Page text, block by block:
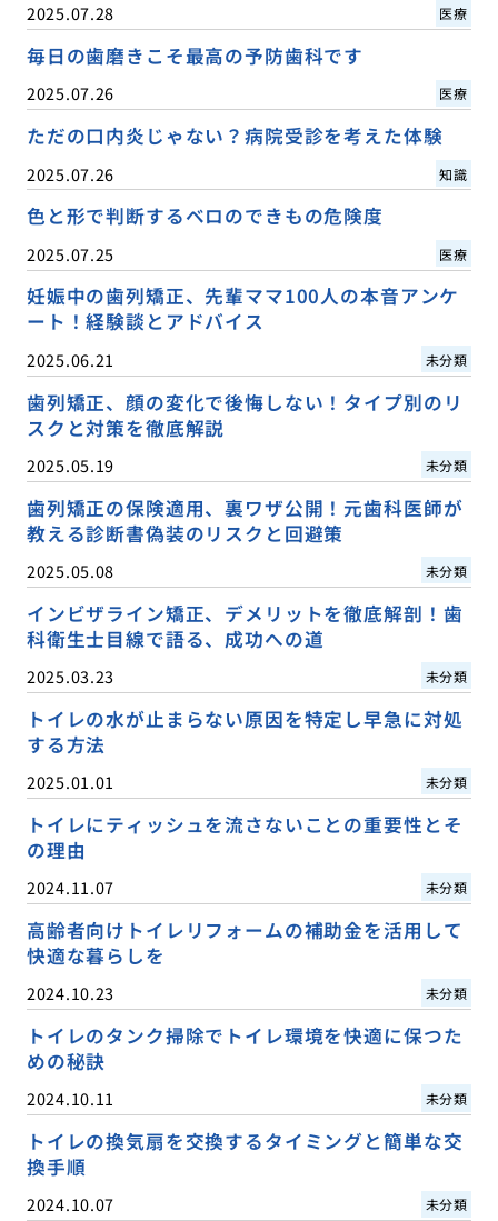
2025.07.28 医療
毎日の歯磨きこそ最高の予防歯科です
2025.07.26 医療
ただの口内炎じゃない？病院受診を考えた体験
2025.07.26 知識
色と形で判断するベロのできもの危険度
2025.07.25 医療
妊娠中の歯列矯正、先輩ママ100人の本音アンケ
ート！経験談とアドバイス
2025.06.21 未分類
歯列矯正、顔の変化で後悔しない！タイプ別のリ
スクと対策を徹底解説
2025.05.19 未分類
歯列矯正の保険適用、裏ワザ公開！元歯科医師が
教える診断書偽装のリスクと回避策
2025.05.08 未分類
インビザライン矯正、デメリットを徹底解剖！歯
科衛生士目線で語る、成功への道
2025.03.23 未分類
トイレの水が止まらない原因を特定し早急に対処
する方法
2025.01.01 未分類
トイレにティッシュを流さないことの重要性とそ
の理由
2024.11.07 未分類
高齢者向けトイレリフォームの補助金を活用して
快適な暮らしを
2024.10.23 未分類
トイレのタンク掃除でトイレ環境を快適に保つた
めの秘訣
2024.10.11 未分類
トイレの換気扇を交換するタイミングと簡単な交
換手順
2024.10.07 未分類